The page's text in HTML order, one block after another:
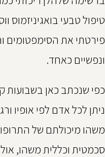
טיפול טבעי בואגיניזמוס
פירטתי את הסימפטומים
ונפשיים כאחד.
כפי שנכתב כאן בשבועות
ניתן לכל אדם לפי אופיו
משהו מיכולתם של
סכמטית וכללית משהו,